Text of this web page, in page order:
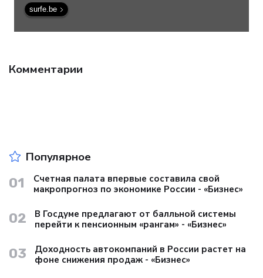
surfe.be
Комментарии
Популярное
01
Счетная палата впервые составила свой
макропрогноз по экономике России - «Бизнес»
02
В Госдуме предлагают от балльной системы
перейти к пенсионным «рангам» - «Бизнес»
03
Доходность автокомпаний в России растет на
фоне снижения продаж - «Бизнес»